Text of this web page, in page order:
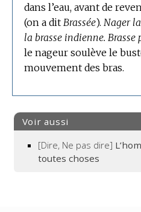
DOMAINE
:
dans l’eau, avant de
(on a dit Brassée). Nager
la brasse indienne. Brasse
le nageur soulève le
mouvement des bras.
Voir aussi
[Dire, Ne pas dire]
toutes choses